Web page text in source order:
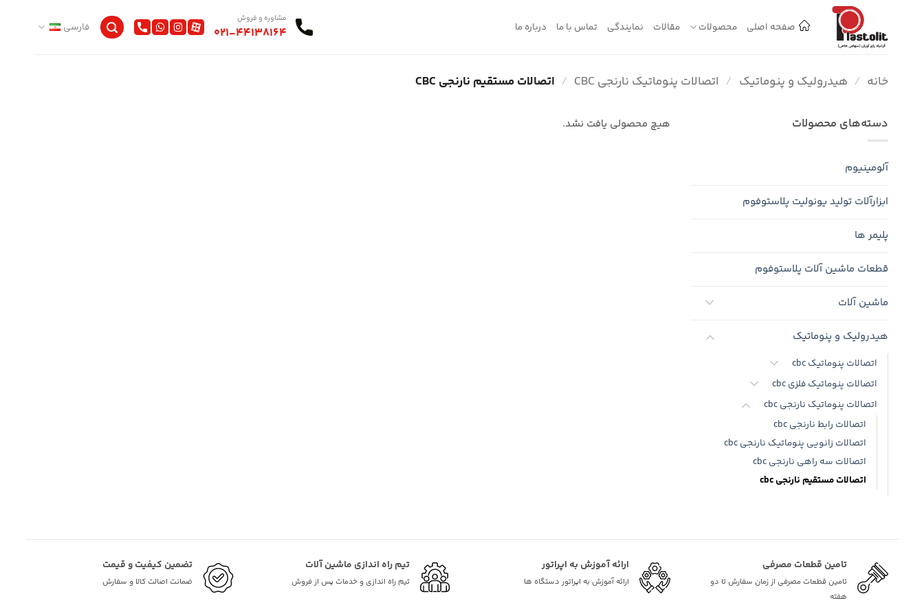
صفحه اصلی محصولات مقالات نمایندگی تماس با ما درباره ما
مشاوره و فروش
021-44138164 فارسی
خانه / هیدرولیک و پنوماتیک / اتصالات پنوماتیک نارنجی CBC / اتصالات مستقیم نارنجی CBC
دسته‌های محصولات
آلومینیوم
ابزارآلات تولید یونولیت پلاستوفوم
پلیمر ها
قطعات ماشین آلات پلاستوفوم
ماشین آلات
هیدرولیک و پنوماتیک
اتصالات پنوماتیک cbc
اتصالات پنوماتیک فلزی cbc
اتصالات پنوماتیک نارنجی cbc
اتصالات رابط نارنجی cbc
اتصالات زانویی پنوماتیک نارنجی cbc
اتصالات سه راهی نارنجی cbc
اتصالات مستقیم نارنجی cbc
هیچ محصولی یافت نشد.
تامین قطعات مصرفی
تامین قطعات مصرفی از زمان سفارش تا دو
هفته
ارائه آموزش به اپراتور
ارائه آموزش به اپراتور دستگاه ها
تیم راه اندازی ماشین آلات
تیم راه اندازی و خدمات پس از فروش
تضمین کیفیت و قیمت
ضمانت اصالت کالا و سفارش